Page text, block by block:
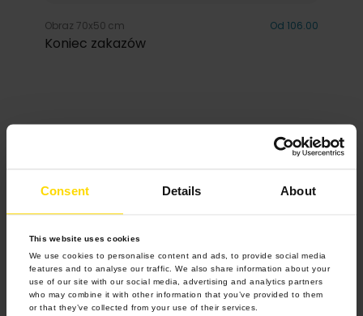
Consent Details About
This website uses cookies
We use cookies to personalise content and ads, to provide social media
features and to analyse our traffic. We also share information about your
use of our site with our social media, advertising and analytics partners
who may combine it with other information that you’ve provided to them
or that they’ve collected from your use of their services.
Obraz 70x50 cm Od 106.00
Koniec zakazów
Inspiracje